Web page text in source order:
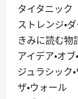
タイタニック
ストレンジ・
きみに読む物
アイデア・オ
ジュラシック
ザ・ウォール